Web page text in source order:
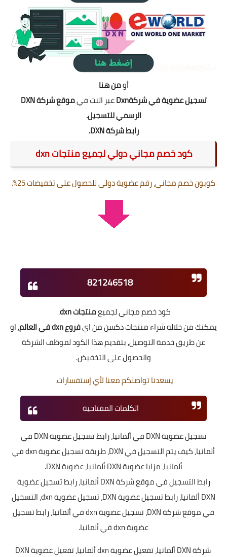
أومن هنا
تسجيل عضوية في شركةDxn
عبر النت في
موقع شركة DXN
الرسمي للتسجيل.
رابط شركة DXN.
كود خصم مجاني دولي لجميع منتجات dxn
كوبون خصم مجاني، رقم عضوية دولي للحصول على تخفيضات 25%.
821246518
كود خصم مجاني لجميعمنتجات dxn
.
يمكنك من خلاله شراء منتجات دكسن من ايفروع dxn في العالم
, او
عن طريق خدمة التوصيل, بتقديم هذا الكود لموظف الشركة
والحصول على التخفيض.
يسعدنا تواصلكم معنا لأي إستفسارات.
الكلمات المفتاحية
تسجيل عضوية DXN في ألمانيا، رابط تسجيل عضوية DXN في
ألمانيا، كيف يتم التسجيل في DXN، طريقة تسجيل عضوية dxn في
ألمانيا، مزايا عضوية DXN ألمانيا، عضوية DXN.
رابط التسجيل في موقع شركة DXN ألمانيا، رابط تسجيل عضوية
DXN ألمانيا، رابط تسجيل عضوية DXN، تسجيل عضوية dxn، التسجيل
في موقع شركة DXN، تسجيل عضوية dxn في ألمانيا، رابط تسجيل
عضوية dxn في ألمانيا.
شركة DXN ألمانيا، تفعيل عضوية dxn ألمانيا، تفعيل عضوية DXN